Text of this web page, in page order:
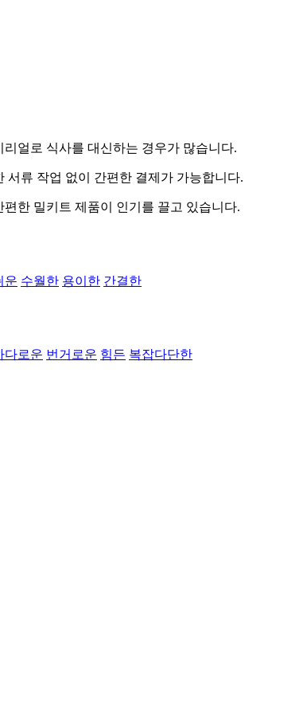
얼로 식사를 대신하는 경우가 많습니다.
서류 작업 없이 간편한 결제가 가능합니다.
한 밀키트 제품이 인기를 끌고 있습니다.
운 수월한 용이한 간결한
다로운 번거로운 힘든 복잡다단한